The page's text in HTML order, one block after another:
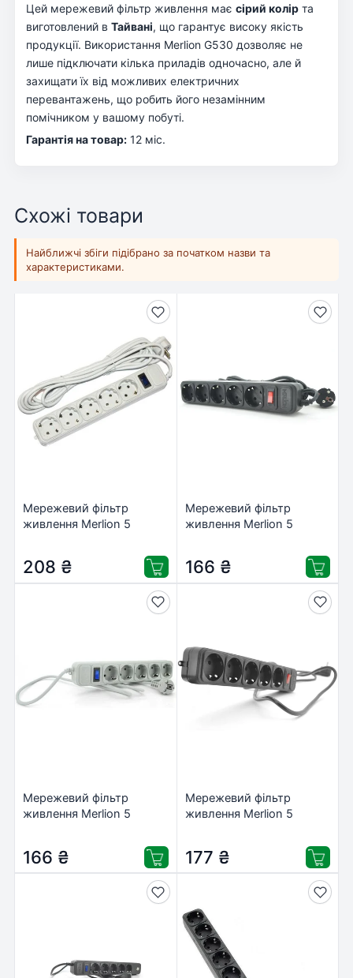
Цей мережевий фільтр живлення має сірий колір та
виготовлений в Тайвані, що гарантує високу якість
продукції. Використання Merlion G530 дозволяє не
лише підключати кілька приладів одночасно, але й
захищати їх від можливих електричних
перевантажень, що робить його незамінним
помічником у вашому побуті.
Гарантія на товар: 12 міс.
Схожі товари
Найближчі збіги підібрано за початком назви та
характеристиками.
Мережевий фільтр
живлення Merlion 5
208 ₴
Мережевий фільтр
живлення Merlion 5
166 ₴
Мережевий фільтр
живлення Merlion 5
166 ₴
Мережевий фільтр
живлення Merlion 5
177 ₴